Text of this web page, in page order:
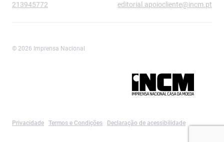
213945772 editorial.apoiocliente@incm.pt
© 2026 Imprensa Nacional
Privacidade Termos e Condições Declaração de acessibilidade